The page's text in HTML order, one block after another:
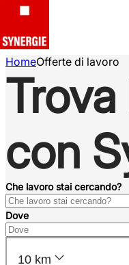
HomeOfferte di lavoro
con
Che lavoro stai cercando?
Dove
10 km